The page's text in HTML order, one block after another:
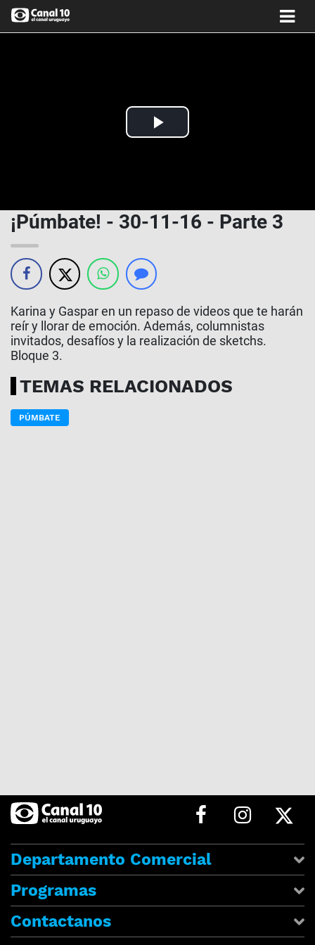
Play
¡Púmbate! - 30-11-16 - Parte 3
Karina y Gaspar en un repaso de videos que te harán
reír y llorar de emoción. Además, columnistas
invitados, desafíos y la realización de sketchs.
Bloque 3.
TEMAS RELACIONADOS
PÚMBATE
Departamento Comercial
Programas
Contactanos